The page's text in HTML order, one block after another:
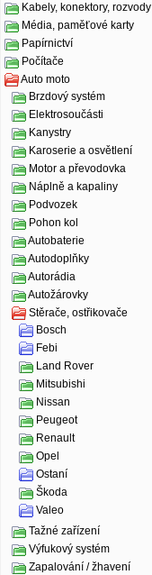
Kabely, konektory, rozvody
Média, paměťové karty
Papírnictví
Počítače
Auto moto
Brzdový systém
Elektrosoučásti
Kanystry
Karoserie a osvětlení
Motor a převodovka
Náplně a kapaliny
Podvozek
Pohon kol
Autobaterie
Autodoplňky
Autorádia
Autožárovky
Stěrače, ostřikovače
Bosch
Febi
Land Rover
Mitsubishi
Nissan
Peugeot
Renault
Opel
Ostaní
Škoda
Valeo
Tažné zařízení
Výfukový systém
Zapalování / žhavení